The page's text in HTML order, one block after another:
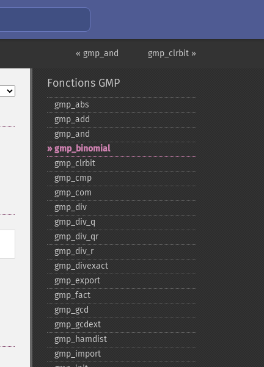
gmp_clrbit »
« gmp_and
Fonctions GMP
gmp_​abs
gmp_​add
gmp_​and
gmp_​binomial
gmp_​clrbit
gmp_​cmp
gmp_​com
gmp_​div
gmp_​div_​q
gmp_​div_​qr
gmp_​div_​r
gmp_​divexact
gmp_​export
gmp_​fact
gmp_​gcd
gmp_​gcdext
gmp_​hamdist
gmp_​import